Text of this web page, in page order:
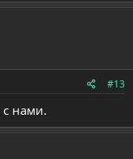
#13
с нами.